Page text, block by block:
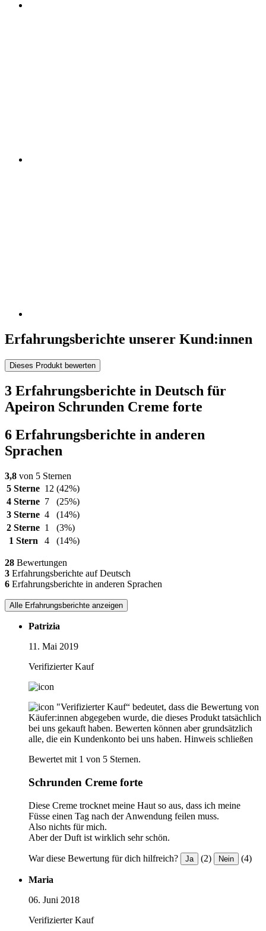
Erfahrungsberichte unserer Kund:innen
Dieses Produkt bewerten
3 Erfahrungsberichte in Deutsch für
Apeiron Schrunden Creme forte
6 Erfahrungsberichte in anderen
Sprachen
3,8 von 5 Sternen
5 Sterne 12 (42%)
4 Sterne 7
(25%)
3 Sterne 4
(14%)
2 Sterne 1
(3%)
1 Stern
4 (14%)
28 Bewertungen
3 Erfahrungsberichte auf Deutsch
6 Erfahrungsberichte in anderen Sprachen
Alle Erfahrungsberichte anzeigen
Patrizia
11. Mai 2019
Verifizierter Kauf
"Verifizierter Kauf“ bedeutet, dass die Bewertung von
Käufer:innen abgegeben wurde, die dieses Produkt tatsächlich
bei uns gekauft haben. Bewerten können aber grundsätzlich
alle, die ein Kundenkonto bei uns haben. Hinweis schließen
Bewertet mit 1 von 5 Sternen.
Schrunden Creme forte
Diese Creme trocknet meine Haut so aus, dass ich meine
Füsse einen Tag nach der Anwendung feilen muss.
Also nichts für mich.
Aber der Duft ist wirklich sehr schön.
War diese Bewertung für dich hilfreich? Ja (2) Nein (4)
Maria
06. Juni 2018
Verifizierter Kauf